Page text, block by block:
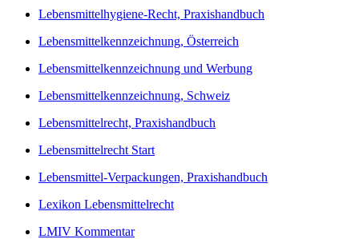
Lebensmittelhygiene-Recht, Praxishandbuch
Lebensmittelkennzeichnung, Österreich
Lebensmittelkennzeichnung und Werbung
Lebensmittelkennzeichnung, Schweiz
Lebensmittelrecht, Praxishandbuch
Lebensmittelrecht Start
Lebensmittel-Verpackungen, Praxishandbuch
Lexikon Lebensmittelrecht
LMIV Kommentar